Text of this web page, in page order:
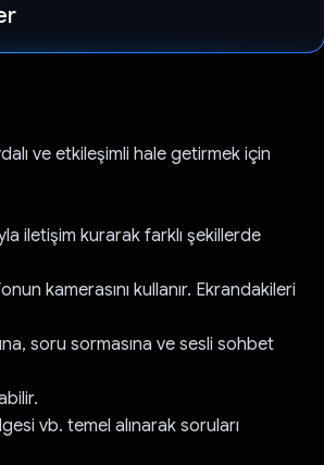
ve etkileşimli hale getirmek için
iletişim kurarak farklı şekillerde
kamerasını kullanır. Ekrandakileri
soru sormasına ve sesli sohbet
vb. temel alınarak soruları